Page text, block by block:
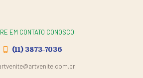
EM CONTATO CONOSCO
(11) 3873-7036